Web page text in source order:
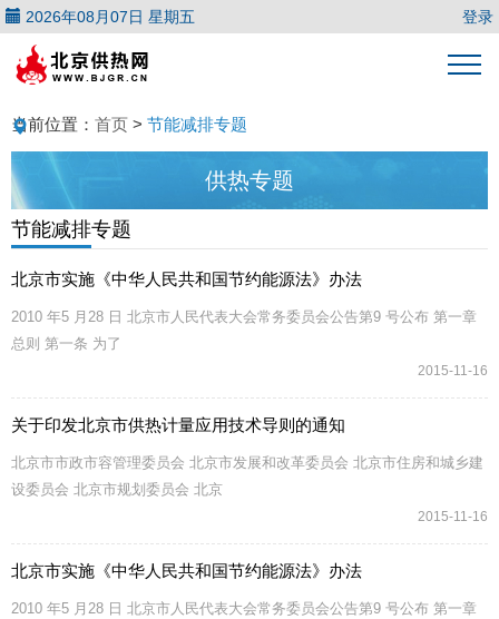
2026年08月07日 星期五 登录
当前位置： 首页 > 节能减排专题
供热专题
节能减排专题
北京市实施《中华人民共和国节约能源法》办法
2010 年5 月28 日 北京市人民代表大会常务委员会公告第9 号公布 第一章
总则 第一条 为了
2015-11-16
关于印发北京市供热计量应用技术导则的通知
北京市市政市容管理委员会 北京市发展和改革委员会 北京市住房和城乡建
设委员会 北京市规划委员会 北京
2015-11-16
北京市实施《中华人民共和国节约能源法》办法
2010 年5 月28 日 北京市人民代表大会常务委员会公告第9 号公布 第一章